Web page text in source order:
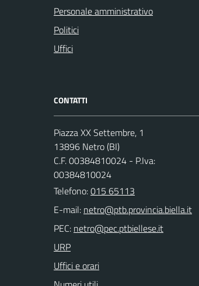
Personale amministrativo
Politici
Uffici
CONTATTI
Piazza XX Settembre, 1
13896 Netro (BI)
C.F. 00384810024 - P.Iva:
00384810024
Telefono:015 65113
E-mail:
PEC:
URP
Uffici e orari